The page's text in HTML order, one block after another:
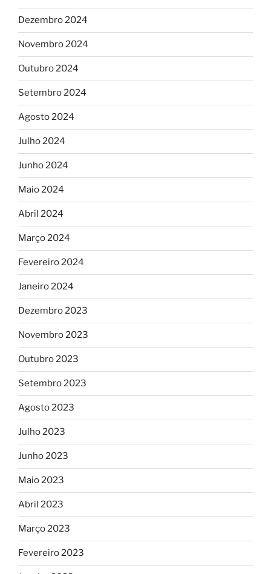
Dezembro 2024
Novembro 2024
Outubro 2024
Setembro 2024
Agosto 2024
Julho 2024
Junho 2024
Maio 2024
Abril 2024
Março 2024
Fevereiro 2024
Janeiro 2024
Dezembro 2023
Novembro 2023
Outubro 2023
Setembro 2023
Agosto 2023
Julho 2023
Junho 2023
Maio 2023
Abril 2023
Março 2023
Fevereiro 2023